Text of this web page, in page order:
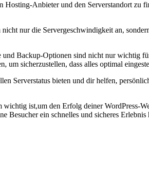
Anbieter und den Serverstandort zu
‌nicht nur die Servergeschwindigkeit an,
Backup-Optionen sind nicht nur wichtig‌
um sicherzustellen, dass‌ alles optimal
Serverstatus bieten und dir helfen,
ist,um den Erfolg deiner WordPress-
Besucher ⁢ein schnelles und sicheres Erlebnis